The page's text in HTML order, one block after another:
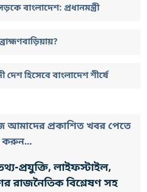
বাংলাদেশ: প্রধানমন্ত্রী
দেশ হিসেবে বাংলাদেশ শীর্ষে
প্রকাশিত খবর পেতে
করুন...
প্রযুক্তি, লাইফস্টাইল,
রাজনৈতিক বিশ্লেষণ সহ